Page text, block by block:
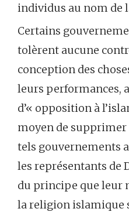
individus au nom de
Certains
tolèrent aucune
conception des
leurs performances,
d’« opposition à
moyen de
tels gouvernements
les représentants de
du principe que leur
la religion islamique